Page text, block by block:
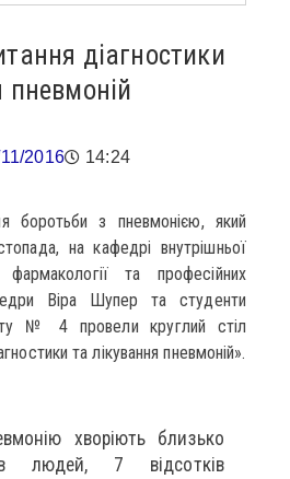
діагностики
пневмоній
2016 14:24
боротьби з пневмонією, який
на кафедрі внутрішньої
фармакології та професійних
Віра Шупер та студенти
№ 4 провели круглий стіл
та лікування пневмоній».
хворіють близько
людей, 7 відсотків